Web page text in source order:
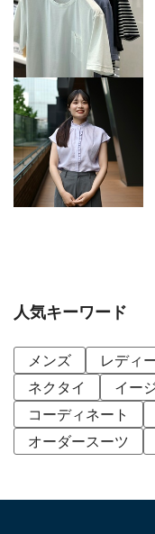
人気キーワード
メンズ レディ
ネクタイ
イー
コーディネート
オーダースーツ